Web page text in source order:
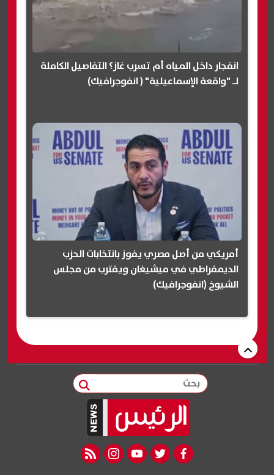
انفجار داخل المياه أم تسرب غاز؟ التفاصيل الكاملة
لـ "واقعة الإسماعيلية" ( انفوجرافيك)
أمريكي من أصل مصري يفوز بانتخابات الحزب
الديمقراطي في ميشيغان ويقترب من مجلس
الشيوخ (انفوجرافيك)
بحث
facebook
twitter
youtube
instagram
rss feed